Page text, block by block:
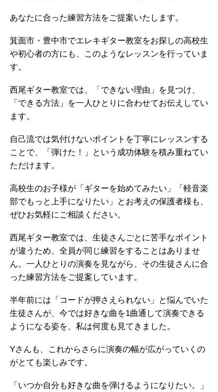
あなたに合った練習方法をご提案いたします。
箕面市・豊中市でエレキギター教室をお探しの高校生
や初心者の方にも、このようなレッスンを行っていま
す。
西尾ギター教室では、「できない理由」を見つけ、
「できる方法」を一人ひとりに合わせてお伝えしてい
ます。
自己流では気付けないポイントを丁寧にレッスンする
ことで、「弾けた！」という成功体験を積み重ねてい
ただけます。
高校生のお子様が「ギターを始めてみたい」「軽音楽
部でもっと上手になりたい」とお考えの保護者様も、
ぜひお気軽にご相談ください。
西尾ギター教室では、生徒さんごとに苦手なポイント
が違うため、全員が同じ練習をすることはありませ
ん。一人ひとりの演奏を見ながら、その生徒さんに合
った練習方法をご提案しています。
半年前には「コードが押さえられない」と悩んでいた
生徒さんが、今では好きな曲を1曲通して演奏できる
ようになる姿を、私は何度も見てきました。
Yさんも、これからさらに演奏の幅が広がっていくの
がとても楽しみです。
「いつか自分も好きな曲を弾けるようになりたい。」